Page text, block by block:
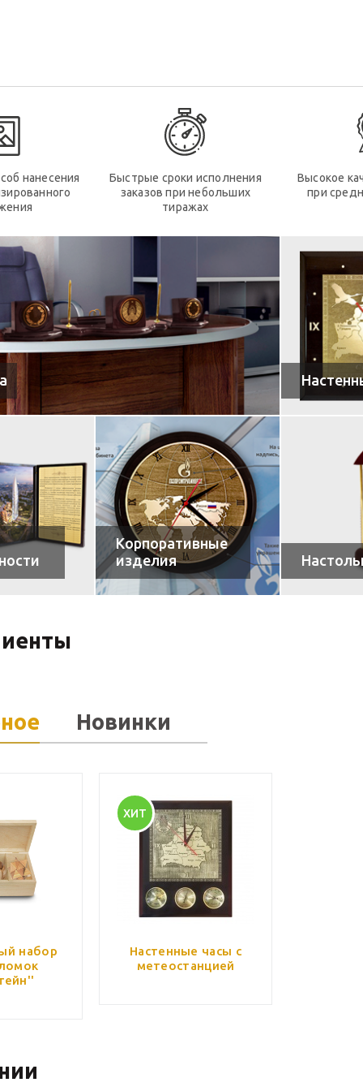
нанесения
Быстрые сроки исполнения
заказов при небольших
тиражах
Высокое
при
Корпоративные
изделия
Новинки
набор
ХИТ
Настенные часы с
метеостанцией